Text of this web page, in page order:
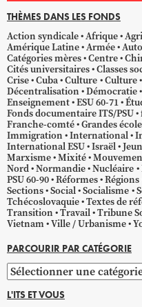
THÈMES DANS LES FONDS
Action syndicale Afrique
Amérique Latine Armée
Catégories mères Centre
Cités universitaires Classes
Crise Cuba Culture Culture
Décentralisation Démocratie
Enseignement ESU 60-71
Fonds documentaire ITS/PSU
Franche-comté Grandes
Immigration International
International ESU Israël
Marxisme Mixité
Nord Normandie Nucléaire
PSU 60-90 Réformes Régions
Sections Social Socialisme
Tchécoslovaquie Textes de
Transition Travail Tribune
Vietnam Ville / Urbanisme
PARCOURIR PAR CATÉGORIE
Parcourir
par
catégorie
L'ITS ET VOUS